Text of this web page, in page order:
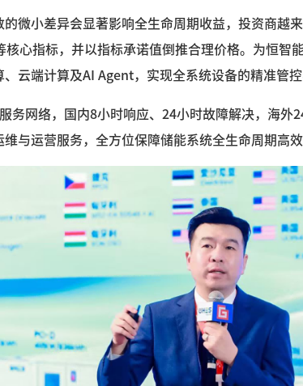
微小差异会显著影响全生命周期收益，投资商越
核心指标，并以指标承诺值倒推合理价格。为恒智
云端计算及AI Agent，实现全系统设备的精准管
网络，国内8小时响应、24小时故障解决，海外
与运营服务，全方位保障储能系统全生命周期高